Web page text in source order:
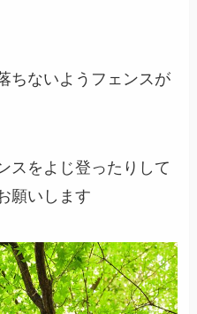
ちないようフェンスが
スをよじ登ったりして
願いします